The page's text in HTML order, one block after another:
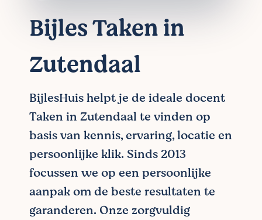
Bijles Taken in
Zutendaal
BijlesHuis helpt je de ideale docent
Taken in Zutendaal te vinden op
basis van kennis, ervaring, locatie en
persoonlijke klik. Sinds 2013
focussen we op een persoonlijke
aanpak om de beste resultaten te
garanderen. Onze zorgvuldig